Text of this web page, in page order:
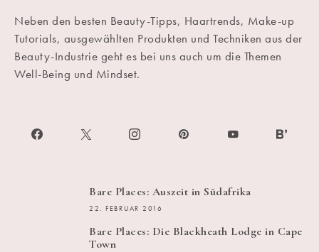
Neben den besten Beauty-Tipps, Haartrends, Make-up
Tutorials, ausgewählten Produkten und Techniken aus der
Beauty-Industrie geht es bei uns auch um die Themen
Well-Being und Mindset.
Bare Places: Auszeit in Südafrika
22. FEBRUAR 2016
Bare Places: Die Blackheath Lodge in Cape
Town